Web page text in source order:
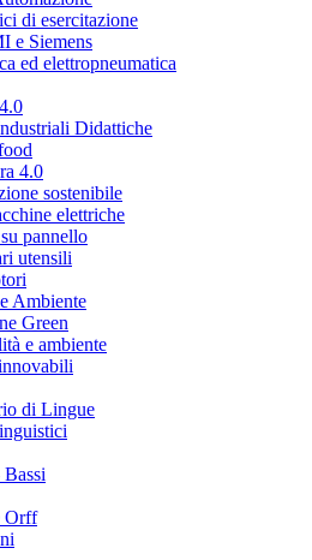
di esercitazione
e Siemens
ed elettropneumatica
Didattiche
4.0
sostenibile
elettriche
pannello
utensili
Ambiente
Green
e ambiente
di Lingue
Orff